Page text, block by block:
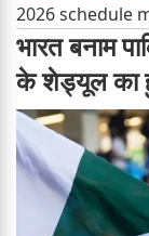
2026 schedule
भारत बनाम
के शेड्यूल का